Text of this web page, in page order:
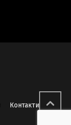
Контакти